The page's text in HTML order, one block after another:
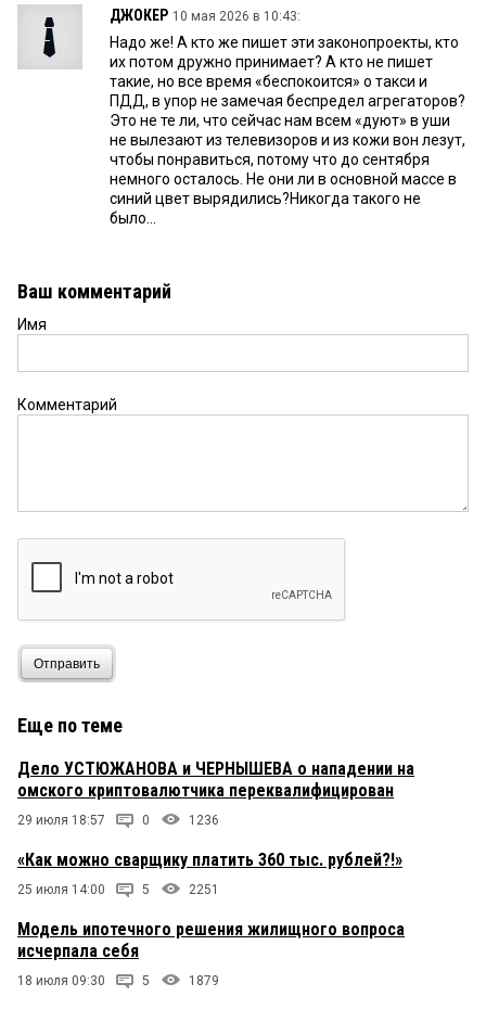
ДЖОКЕР 10 мая 2026 в 10:43:
Надо же! А кто же пишет эти законопроекты, кто
их потом дружно принимает? А кто не пишет
такие, но все время «беспокоится» о такси и
ПДД, в упор не замечая беспредел агрегаторов?
Это не те ли, что сейчас нам всем «дуют» в уши
не вылезают из телевизоров и из кожи вон лезут,
чтобы понравиться, потому что до сентября
немного осталось. Не они ли в основной массе в
синий цвет вырядились?Никогда такого не
было...
Ваш комментарий
Имя
Комментарий
Отправить
Еще по теме
Дело УСТЮЖАНОВА и ЧЕРНЫШЕВА о нападении на
омского криптовалютчика переквалифицирован
29 июля 18:57 0 1236
«Как можно сварщику платить 360 тыс. рублей?!»
25 июля 14:00 5 2251
Модель ипотечного решения жилищного вопроса
исчерпала себя
18 июля 09:30 5 1879